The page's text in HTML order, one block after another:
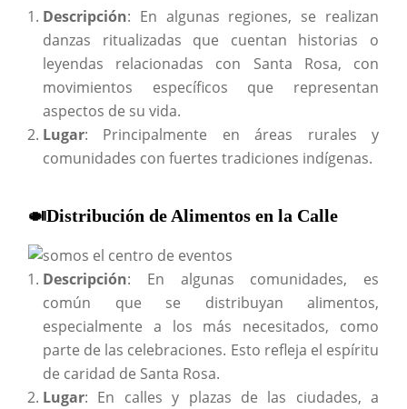
Descripción: En algunas regiones, se realizan
danzas ritualizadas que cuentan historias o
leyendas relacionadas con Santa Rosa, con
movimientos específicos que representan
aspectos de su vida.
Lugar: Principalmente en áreas rurales y
comunidades con fuertes tradiciones indígenas.
🍛Distribución de Alimentos en la Calle
Descripción: En algunas comunidades, es
común que se distribuyan alimentos,
especialmente a los más necesitados, como
parte de las celebraciones. Esto refleja el espíritu
de caridad de Santa Rosa.
Lugar: En calles y plazas de las ciudades, a